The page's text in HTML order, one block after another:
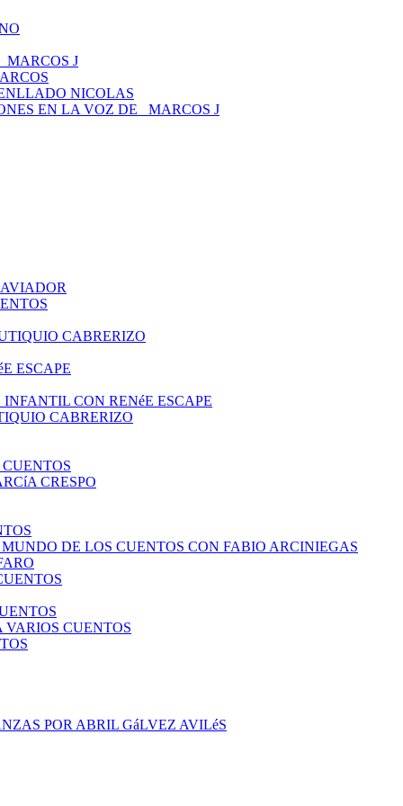
J
NICOLAS
EN LA VOZ DE _MARCOS J
AVIADOR
CABRERIZO
ESCAPE
INFANTIL CON RENéE ESCAPE
CABRERIZO
CRESPO
DE LOS CUENTOS CON FABIO ARCINIEGAS
VARIOS CUENTOS
POR ABRIL GáLVEZ AVILéS